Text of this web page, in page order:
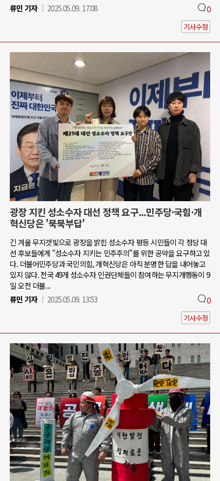
류민 기자
2025.05.09. 17:08 0
기사수정
광장 지킨 성소수자 대선 정책 요구...민주당·국힘·개
혁신당은 '묵묵부답'
긴 겨울 무지갯빛으로 광장을 밝힌 성소수자 평등 시민들이 각 정당 대
선 후보들에게 "성소수자 지키는 민주주의"를 위한 공약을 요구하고 있
다. 더불어민주당과 국민의힘, 개혁신당은 아직 분명한 답을 내어놓고
있지 않다. 전국 49개 성소수자 인권단체들이 참여하는 무지개행동이 9
일 오전 더불...
류민 기자
2025.05.09. 13:53 0
기사수정